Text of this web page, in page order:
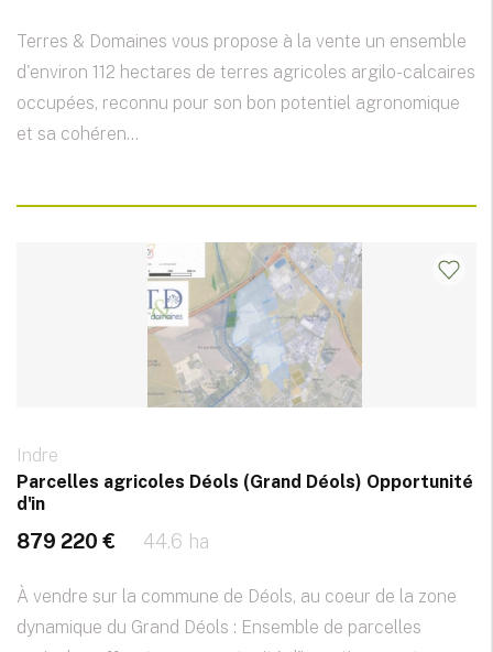
Terres & Domaines vous propose à la vente un ensemble
d'environ 112 hectares de terres agricoles argilo-calcaires
occupées, reconnu pour son bon potentiel agronomique
et sa cohéren...
Indre
Parcelles agricoles Déols (Grand Déols) Opportunité
d'in
879 220 € 44.6 ha
À vendre sur la commune de Déols, au coeur de la zone
dynamique du Grand Déols : Ensemble de parcelles